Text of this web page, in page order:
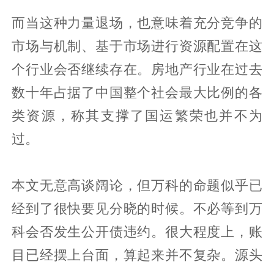
而当这种力量退场，也意味着充分竞争的
市场与机制、基于市场进行资源配置在这
个行业会否继续存在。房地产行业在过去
数十年占据了中国整个社会最大比例的各
类资源，称其支撑了国运繁荣也并不为
过。
本文无意高谈阔论，但万科的命题似乎已
经到了很快要见分晓的时候。不必等到万
科会否发生公开债违约。很大程度上，账
目已经摆上台面，算起来并不复杂。源头